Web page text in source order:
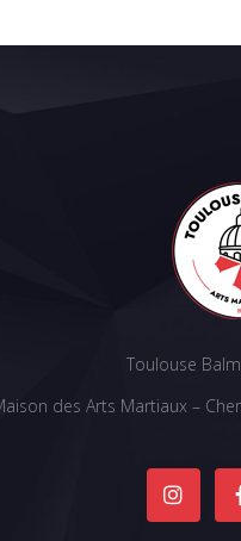
Toulouse
des Arts Martiaux –